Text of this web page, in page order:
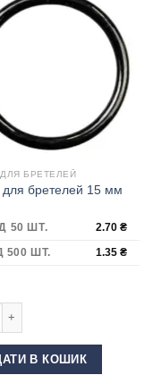
ДЛЯ БРЕТЕЛЕЙ
для бретелей 15 мм
50 ШТ. 2.70₴
500 ШТ.
1.35₴
В КОШИК